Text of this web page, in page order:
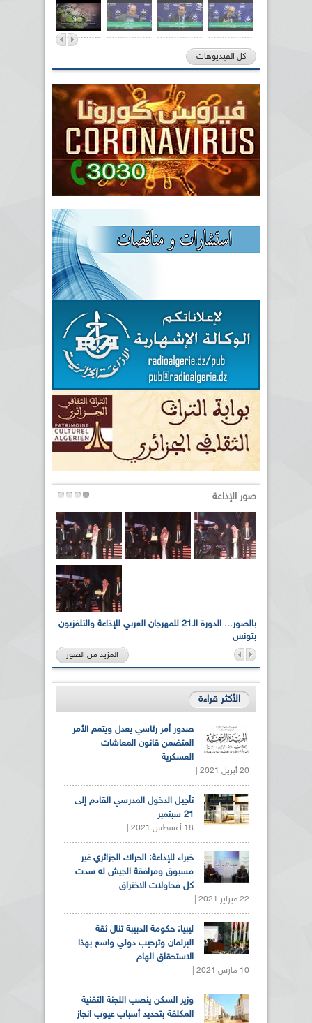
كل الفيديوهات
صور الإذاعة
بالصور... الدورة الـ21 للمهرجان العربي للإذاعة والتلفزيون
بتونس
المزيد من الصور
الأكثر قراءة
صدور أمر رئاسي يعدل ويتمم الأمر
المتضمن قانون المعاشات
العسكرية
20 أبريل 2021 |
تأجيل الدخول المدرسي القادم إلى
21 سبتمبر
18 أغسطس 2021 |
خبراء للإذاعة: الحراك الجزائري غير
مسبوق ومرافقة الجيش له سدت
كل محاولات الاختراق
22 فبراير 2021 |
ليبيا: حكومة الدبيبة تنال ثقة
البرلمان وترحيب دولي واسع بهذا
الاستحقاق الهام
10 مارس 2021 |
وزير السكن ينصب اللجنة التقنية
المكلفة بتحديد أسباب عيوب انجاز